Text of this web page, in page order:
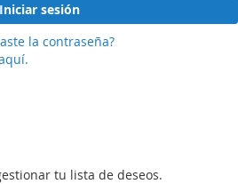
Iniciar sesión
la contraseña?
tu lista de deseos.